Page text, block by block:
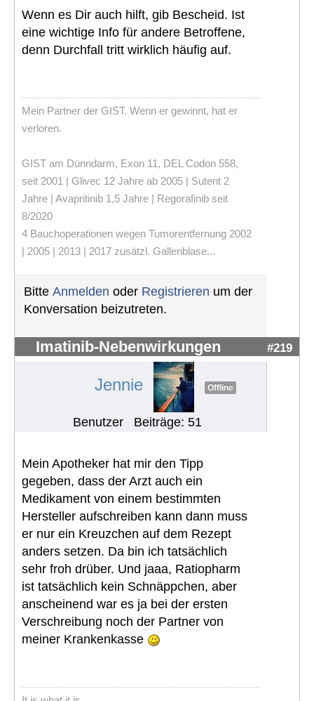
Wenn es Dir auch hilft, gib Bescheid. Ist
eine wichtige Info für andere Betroffene,
denn Durchfall tritt wirklich häufig auf.
Mein Partner der GIST. Wenn er gewinnt, hat er
verloren.
GIST am Dünndarm, Exon 11, DEL Codon 558,
seit 2001 | Glivec 12 Jahre ab 2005 | Sutent 2
Jahre | Avapritinib 1,5 Jahre | Regorafinib seit
8/2020
4 Bauchoperationen wegen Tumorentfernung 2002
| 2005 | 2013 | 2017 zusätzl. Gallenblase...
Bitte Anmelden oder Registrieren um der
Konversation beizutreten.
Imatinib-Nebenwirkungen #219
Jennie Offline
Benutzer Beiträge: 51
Mein Apotheker hat mir den Tipp
gegeben, dass der Arzt auch ein
Medikament von einem bestimmten
Hersteller aufschreiben kann dann muss
er nur ein Kreuzchen auf dem Rezept
anders setzen. Da bin ich tatsächlich
sehr froh drüber. Und jaaa, Ratiopharm
ist tatsächlich kein Schnäppchen, aber
anscheinend war es ja bei der ersten
Verschreibung noch der Partner von
meiner Krankenkasse